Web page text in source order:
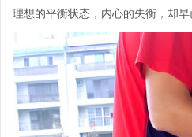
理想的平衡状态，内心的失衡，却